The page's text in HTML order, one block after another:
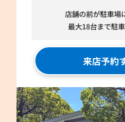
店舗の前が駐車場
最大18台まで駐車
来店予約